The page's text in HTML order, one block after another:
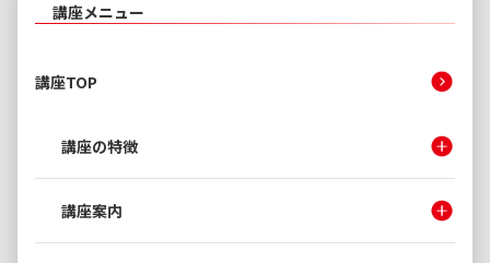
講座メニュー
講座TOP
講座の特徴
講座案内